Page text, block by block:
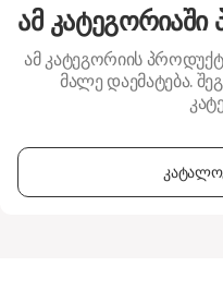
ამ
ამ კატეგორიის
მალე დაემატება.